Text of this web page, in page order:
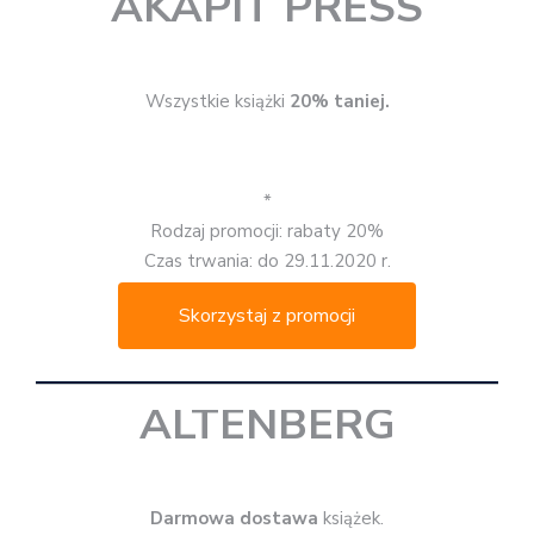
Wszystkie książki 20% taniej.
*
Rodzaj promocji: rabaty 20%
Czas trwania: do 29.11.2020 r.
Skorzystaj z promocji
ALTENBERG
Darmowa dostawa książek.